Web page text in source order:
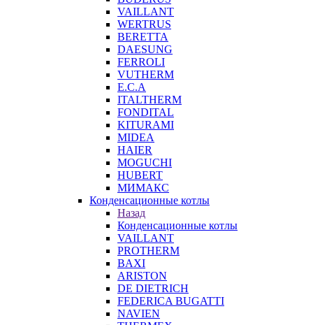
VAILLANT
WERTRUS
BERETTA
DAESUNG
FERROLI
VUTHERM
E.C.A
ITALTHERM
FONDITAL
KITURAMI
MIDEA
HAIER
MOGUCHI
HUBERT
МИМАКС
Конденсационные котлы
Назад
Конденсационные котлы
VAILLANT
PROTHERM
BAXI
ARISTON
DE DIETRICH
FEDERICA BUGATTI
NAVIEN